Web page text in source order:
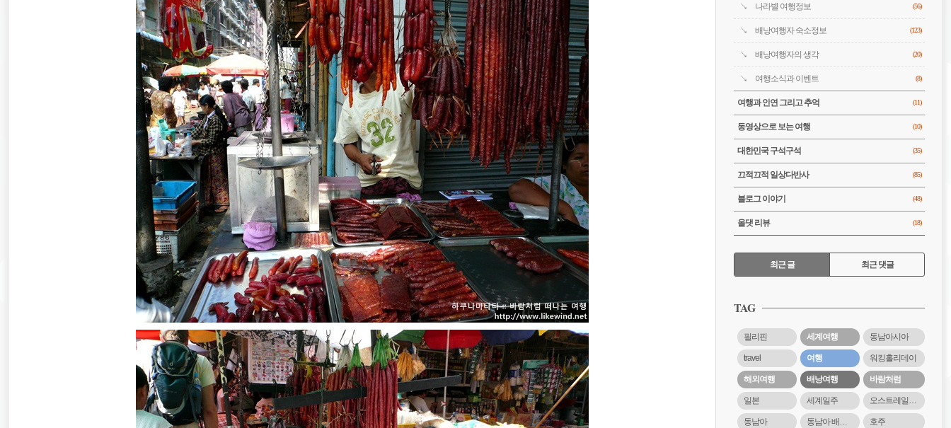
나라별 여행정보 (56)
배낭여행자 숙소정보 (123)
배낭여행자의 생각 (20)
여행소식과 이벤트 (8)
여행과 인연 그리고 추억 (11)
동영상으로 보는 여행 (10)
대한민국 구석구석 (35)
끄적끄적 일상다반사 (85)
블로그 이야기 (48)
올댓 리뷰 (18)
RECENTLY
최근 글 최근 댓글
근
글
TAG
필리핀 세계여행 동남아시아
travel 여행 워킹홀리데이
해외여행 배낭여행 바람처럼
일본 세계일주 오스트레일리아
동남아 동남아 배낭여행 호주